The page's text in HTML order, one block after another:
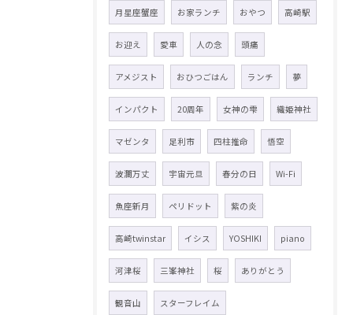
月星座蟹座 お家ランチ おやつ 高崎駅
お迎え 愛車 人の念 頭痛
アメジスト おひつごはん ランチ 夢
インパクト 20周年 女神の雫 織姫神社
マゼンタ 足利市 四柱推命 悟空
波瀾万丈 宇宙元旦 春分の日 Wi-Fi
魚座新月 ペリドット 紫の炎
高崎twinstar イシス YOSHIKI piano
河津桜 三峯神社 桜 ありがとう
観音山 スターフレイム